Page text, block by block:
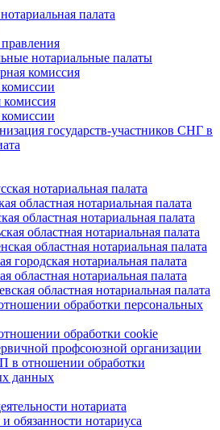
палата
нотариальные палаты
комиссия
комиссия
государств-участников СНГ в
нотариальная палата
областная нотариальная палата
областная нотариальная палата
областная нотариальная палата
областная нотариальная палата
городская нотариальная палата
областная нотариальная палата
областная нотариальная палата
обработки персональных
обработки cookie
профсоюзной организации
в отношении обработки
данных
нотариата
обязанности нотариуса